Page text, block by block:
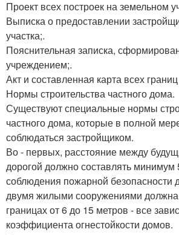
Проект всех построек на земельном
Выписка о предоставлении
участка;.
Пояснительная записка,
учреждением;.
Акт и составленная карта всех
Нормы строительства частного дома.
Существуют специальные нормы
частного дома, которые в полной
соблюдаться застройщиком.
Во - первых, расстояние между
дорогой должно составлять минимум
соблюдения пожарной безопасности
двумя жилыми сооружениями должна
границах от 6 до 15 метров - все
коэффициента огнестойкости домов.